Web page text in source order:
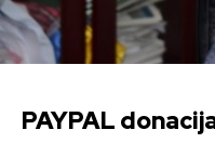
PAYPAL